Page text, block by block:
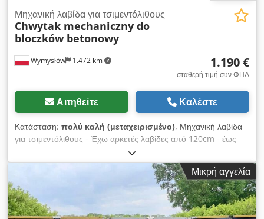
Wymysłów 1.472 km
Μηχανική λαβίδα για τσιμεντόλιθους
Chwytak mechaniczny do
bloczków betonowy
1.190 €
σταθερή τιμή συν ΦΠΑ
Αιτηθείτε Καλέστε
Κατάσταση: πολύ καλή (μεταχειρισμένο), Μηχανική λαβίδα
για τσιμεντόλιθους - Έχω αρκετές λαβίδες από 120cm - έως
250cm. Πωλείται μηχανική λαβίδα σχεδιασμένη για τη
μετακίνηση τσιμεντόλιθων, άκρων, κράσπεδων και άλλων
προκατασκευασμένων στοιχείων. Csdpfxswpl Rge Ahbjrf
Στιβαρή, χαλύβδινη κατασκευή με μηχανισμό που βασίζεται σε
αλυσίδες. Στήριξη για μηχάνημα κατασκευών (εκσκαφέας, HDS,
περονοφόρο ανυψωτικό).
Μικρή αγγελία